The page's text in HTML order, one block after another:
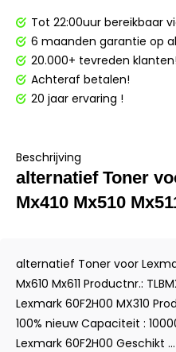
Tot 22:00uur bereikbaar
6 maanden garantie op
20.000+ tevreden klanten!
Achteraf betalen!
20 jaar ervaring !
Beschrijving
alternatief Toner
Mx410 Mx510
alternatief Toner voor
Mx610 Mx611 Productnr.:
Lexmark 60F2H00 MX310
100% nieuw Capaciteit :
Lexmark 60F2H00 Geschikt ...